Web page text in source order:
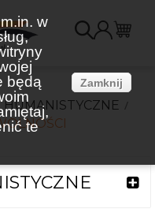
w
będą
te
Zamknij